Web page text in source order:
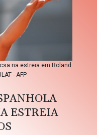
na estreia em Roland
- AFP
ESTREIA